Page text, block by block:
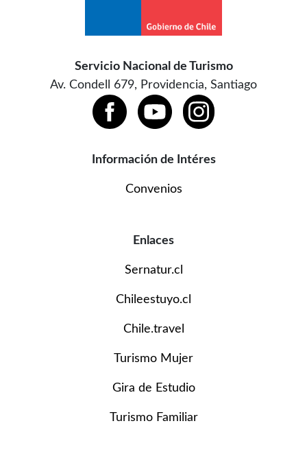
Servicio Nacional de Turismo
Av. Condell 679, Providencia, Santiago
Información de Intéres
Convenios
Enlaces
Sernatur.cl
Chileestuyo.cl
Chile.travel
Turismo Mujer
Gira de Estudio
Turismo Familiar